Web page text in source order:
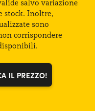
& posteriori
attiva
salvo variazione
stock. Inoltre,
sono
corrispondere
IL PREZZO!